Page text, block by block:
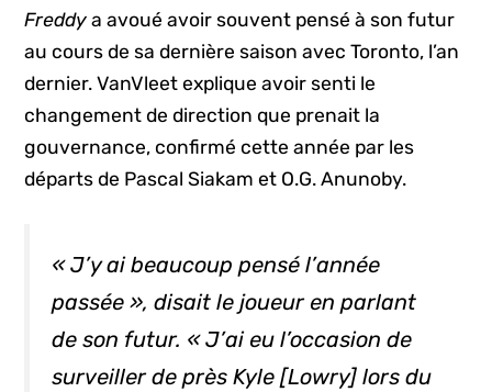
Freddy a avoué avoir souvent pensé à son futur
au cours de sa dernière saison avec Toronto, l’an
dernier. VanVleet explique avoir senti le
changement de direction que prenait la
gouvernance, confirmé cette année par les
départs de Pascal Siakam et O.G. Anunoby.
« J’y ai beaucoup pensé l’année
passée », disait le joueur en parlant
de son futur. « J’ai eu l’occasion de
surveiller de près Kyle [Lowry] lors du